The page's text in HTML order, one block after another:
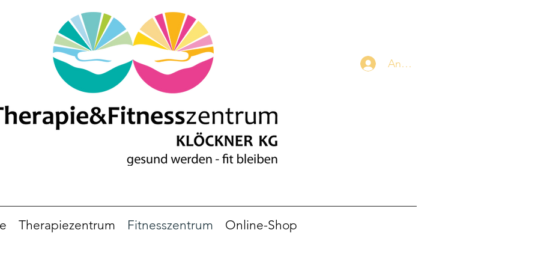
Therapiezentrum Fitnesszentrum Online-Shop
Anmelden